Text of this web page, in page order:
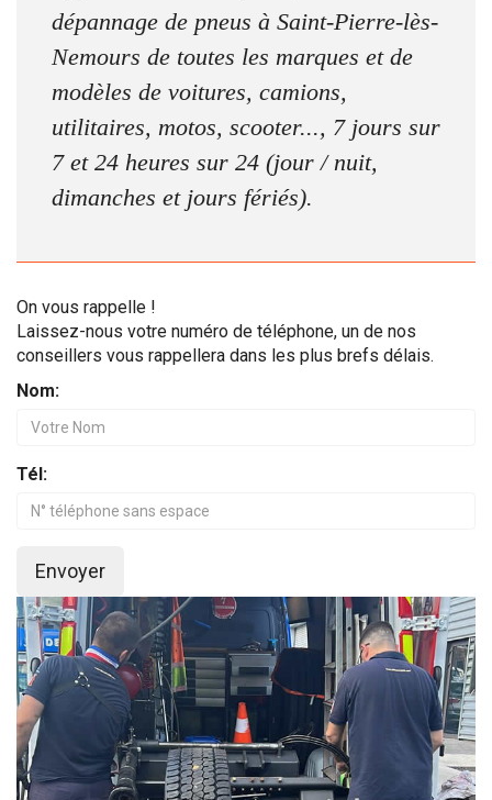
dépannage de pneus à Saint-Pierre-lès-
Nemours de toutes les marques et de
modèles de voitures, camions,
utilitaires, motos, scooter..., 7 jours sur
7 et 24 heures sur 24 (jour / nuit,
dimanches et jours fériés).
On vous rappelle !
Laissez-nous votre numéro de téléphone, un de nos
conseillers vous rappellera dans les plus brefs délais.
Nom:
Tél:
Envoyer